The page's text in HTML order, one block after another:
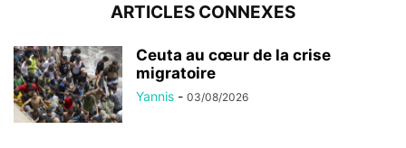
ARTICLES CONNEXES
Ceuta au cœur de la crise
migratoire
Yannis - 03/08/2026